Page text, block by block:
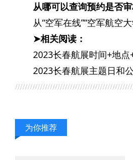
从哪可以查询预约是否
从“空军在线”“空军航空
➤相关阅读：
2023长春航展时间+地点
2023长春航展主题日和
为你推荐